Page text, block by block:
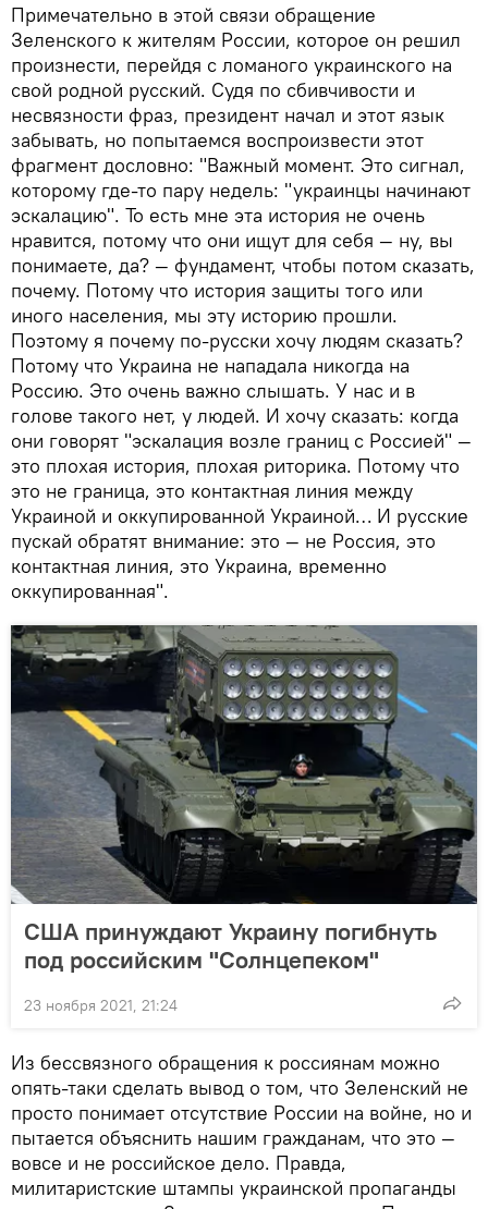
Примечательно в этой связи обращение
Зеленского к жителям России, которое он решил
произнести, перейдя с ломаного украинского на
свой родной русский. Судя по сбивчивости и
несвязности фраз, президент начал и этот язык
забывать, но попытаемся воспроизвести этот
фрагмент дословно: "Важный момент. Это сигнал,
которому где-то пару недель: "украинцы начинают
эскалацию". То есть мне эта история не очень
нравится, потому что они ищут для себя — ну, вы
понимаете, да? — фундамент, чтобы потом сказать,
почему. Потому что история защиты того или
иного населения, мы эту историю прошли.
Поэтому я почему по-русски хочу людям сказать?
Потому что Украина не нападала никогда на
Россию. Это очень важно слышать. У нас и в
голове такого нет, у людей. И хочу сказать: когда
они говорят "эскалация возле границ с Россией" —
это плохая история, плохая риторика. Потому что
это не граница, это контактная линия между
Украиной и оккупированной Украиной… И русские
пускай обратят внимание: это — не Россия, это
контактная линия, это Украина, временно
оккупированная".
США принуждают Украину погибнуть
под российским "Солнцепеком"
23 ноября 2021, 21:24
Из бессвязного обращения к россиянам можно
опять-таки сделать вывод о том, что Зеленский не
просто понимает отсутствие России на войне, но и
пытается объяснить нашим гражданам, что это —
вовсе и не российское дело. Правда,
милитаристские штампы украинской пропаганды